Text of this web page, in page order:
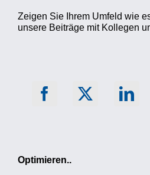
Zeigen Sie Ihrem Umfeld wie
unsere Beiträge mit Kollegen
Optimieren..